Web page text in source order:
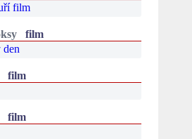
film
film
den
film
film